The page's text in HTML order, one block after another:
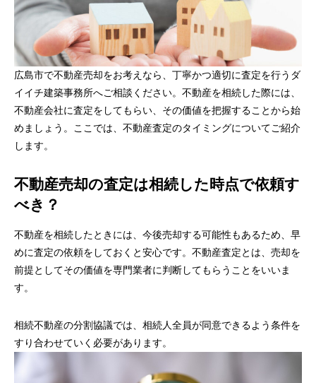
広島市で不動産売却をお考えなら、丁寧かつ適切に査定を行うダ
イイチ建築事務所へご相談ください。不動産を相続した際には、
不動産会社に査定をしてもらい、その価値を把握することから始
めましょう。ここでは、不動産査定のタイミングについてご紹介
します。
不動産売却の査定は相続した時点で依頼す
べき？
不動産を相続したときには、今後売却する可能性もあるため、早
めに査定の依頼をしておくと安心です。不動産査定とは、売却を
前提としてその価値を専門業者に判断してもらうことをいいま
す。
相続不動産の分割協議では、相続人全員が同意できるよう条件を
すり合わせていく必要があります。